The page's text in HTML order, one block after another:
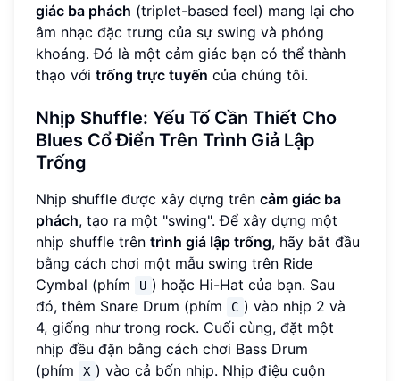
giác ba phách (triplet-based feel) mang lại cho
âm nhạc đặc trưng của sự swing và phóng
khoáng. Đó là một cảm giác bạn có thể thành
thạo với trống trực tuyến của chúng tôi.
Nhịp Shuffle: Yếu Tố Cần Thiết Cho
Blues Cổ Điển Trên Trình Giả Lập
Trống
Nhịp shuffle được xây dựng trên cảm giác ba
phách, tạo ra một "swing". Để xây dựng một
nhịp shuffle trên trình giả lập trống, hãy bắt đầu
bằng cách chơi một mẫu swing trên Ride
Cymbal (phím
U ) hoặc Hi-Hat của bạn. Sau
đó, thêm Snare Drum (phím
C ) vào nhịp 2 và
4, giống như trong rock. Cuối cùng, đặt một
nhịp đều đặn bằng cách chơi Bass Drum
(phím
X ) vào cả bốn nhịp. Nhịp điệu cuộn